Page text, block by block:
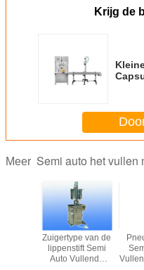
Krijg de
Meer Semi auto het vullen
Zuigertype van de
lippenstift Semi
Auto Vullende